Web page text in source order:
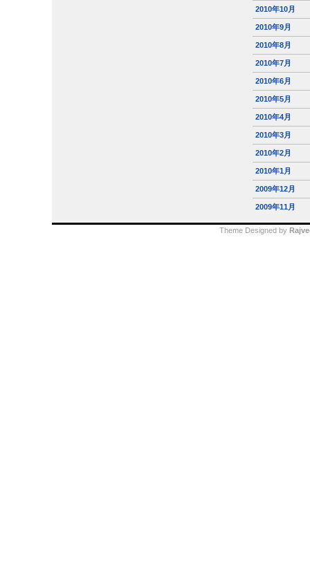
2010年10月
2010年9月
2010年8月
2010年7月
2010年6月
2010年5月
2010年4月
2010年3月
2010年2月
2010年1月
2009年12月
2009年11月
Theme Designed by